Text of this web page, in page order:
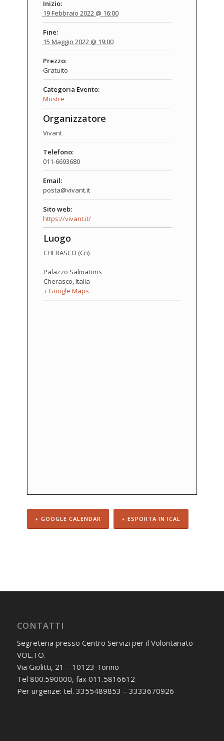
Inizio:
19 Febbraio 2022 @ 16:00
Fine:
15 Maggio 2022 @ 19:00
Prezzo:
Gratuito
Categoria Evento:
Mostre
Organizzatore
Vivant
Telefono:
011-6693680
Email:
posta@vivant.it
Sito web:
https://vivant.it/
Luogo
CHERASCO (Cn)
Palazzo Salmatoris
Cherasco,Italia
+ Google Maps
+ GOOGLE CALENDAR + ESPORTA IN ICAL
CONTATTI
Segreteria presso Centro Servizi per il Volontariato
VOL.TO.
Via Giolitti, 21 – 10123 Torino
Tel 800.590000, fax 011.5816612
Per urgenze: tel. 3355489853 – 3333670926